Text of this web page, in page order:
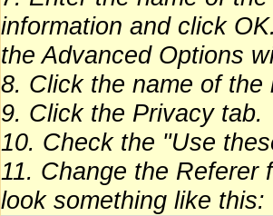
information and click
the Advanced Options
8. Click the name of the
9. Click the Privacy tab.
10. Check the "Use
11. Change the Referer
look something like this: